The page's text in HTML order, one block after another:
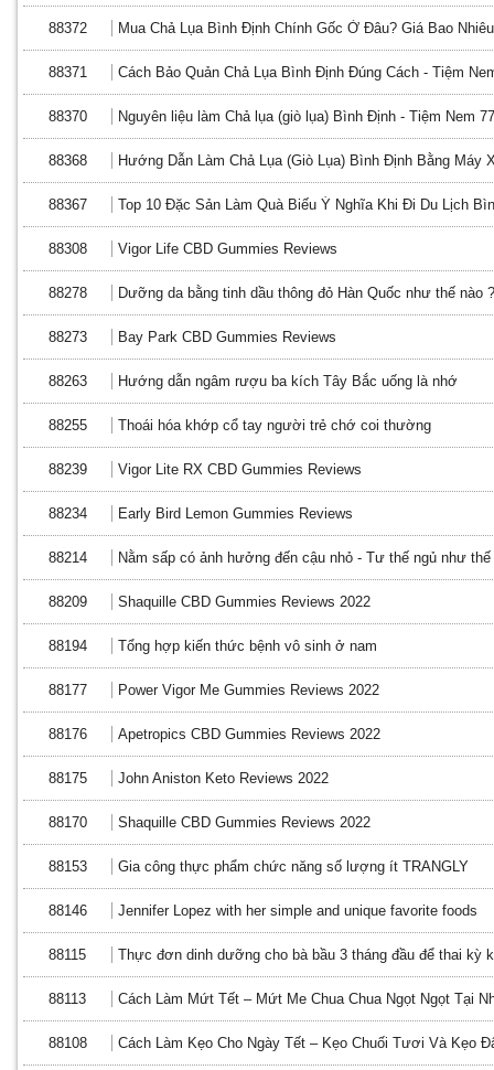
88372 Mua Chả Lụa Bình Định Chính Gốc Ở Đâu? Giá Bao
88371 Cách Bảo Quản Chả Lụa Bình Định Đúng Cách - Tiệm
88370 Nguyên liệu làm Chả lụa (giò lụa) Bình Định - Tiệm Nem 77
88368 Hướng Dẫn Làm Chả Lụa (Giò Lụa) Bình Định Bằng Máy
88367 Top 10 Đặc Sản Làm Quà Biếu Ý Nghĩa Khi Đi Du Lịch
88308 Vigor Life CBD Gummies Reviews
88278 Dưỡng da bằng tinh dầu thông đỏ Hàn Quốc như thế nào ?
88273 Bay Park CBD Gummies Reviews
88263 Hướng dẫn ngâm rượu ba kích Tây Bắc uống là nhớ
88255 Thoái hóa khớp cổ tay người trẻ chớ coi thường
88239 Vigor Lite RX CBD Gummies Reviews
88234 Early Bird Lemon Gummies Reviews
88214 Nằm sấp có ảnh hưởng đến cậu nhỏ - Tư thế ngủ như
88209 Shaquille CBD Gummies Reviews 2022
88194 Tổng hợp kiến thức bệnh vô sinh ở nam
88177 Power Vigor Me Gummies Reviews 2022
88176 Apetropics CBD Gummies Reviews 2022
88175 John Aniston Keto Reviews 2022
88170 Shaquille CBD Gummies Reviews 2022
88153 Gia công thực phẩm chức năng số lượng ít TRANGLY
88146 Jennifer Lopez with her simple and unique favorite foods
88115 Thực đơn dinh dưỡng cho bà bầu 3 tháng đầu để thai kỳ
88113 Cách Làm Mứt Tết – Mứt Me Chua Chua Ngọt Ngọt Tại
88108 Cách Làm Kẹo Cho Ngày Tết – Kẹo Chuối Tươi Và Kẹo